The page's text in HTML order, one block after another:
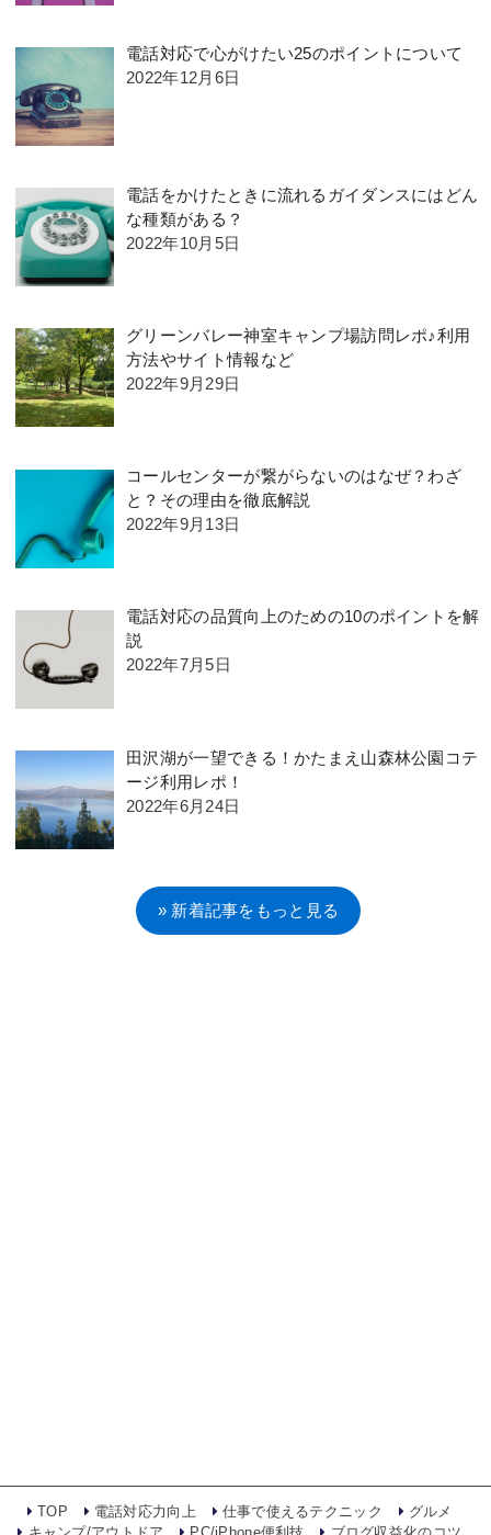
電話対応で心がけたい25のポイントについて
2022年12月6日
電話をかけたときに流れるガイダンスにはどん
な種類がある？
2022年10月5日
グリーンバレー神室キャンプ場訪問レポ♪利用
方法やサイト情報など
2022年9月29日
コールセンターが繋がらないのはなぜ？わざ
と？その理由を徹底解説
2022年9月13日
電話対応の品質向上のための10のポイントを解
説
2022年7月5日
田沢湖が一望できる！かたまえ山森林公園コテ
ージ利用レポ！
2022年6月24日
» 新着記事をもっと見る
TOP 電話対応力向上 仕事で使えるテクニック
グルメ